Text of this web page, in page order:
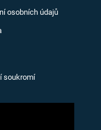
osobních údajů
soukromí